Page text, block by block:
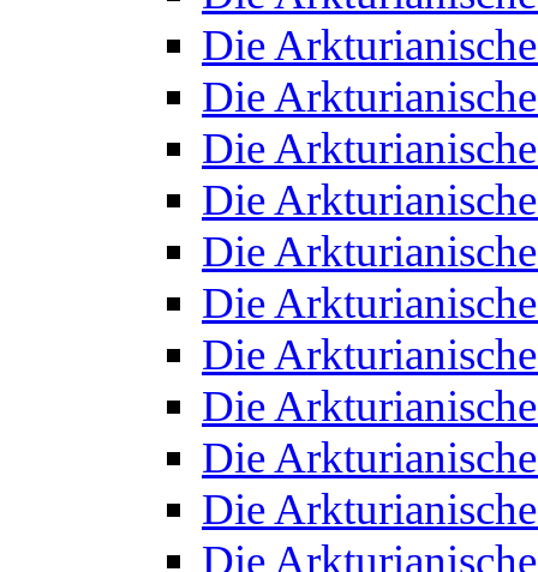
Die
Die
Die
Die
Die
Die
Die
Die
Die
Die
Die